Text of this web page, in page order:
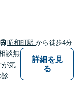
昭和町駅 から徒歩4分
談無
が気
療
詳細を見
る